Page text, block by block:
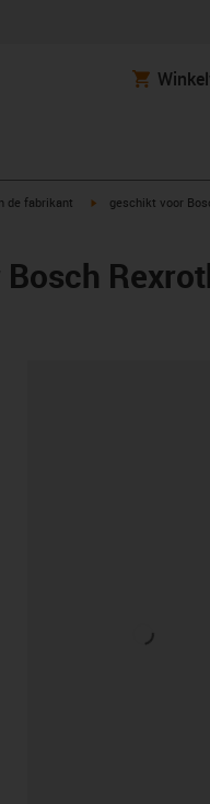
de fabrikant igus-icon-arrow-right
geschikt voor